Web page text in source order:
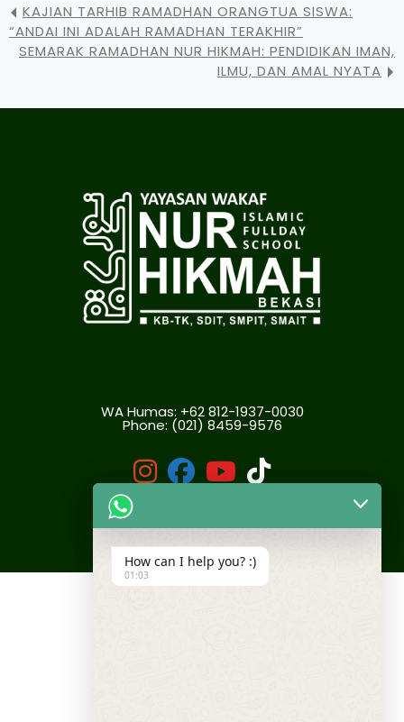
KAJIAN TARHIB RAMADHAN ORANGTUA SISWA:
“ANDAI INI ADALAH RAMADHAN TERAKHIR”
SEMARAK RAMADHAN NUR HIKMAH: PENDIDIKAN IMAN,
ILMU, DAN AMAL NYATA
WA Humas: +62 812-1937-0030
Phone: (021) 8459-9576
fab
instagram
fab
facebook
fab
youtube
fab
Yayasan Wakaf Nur Hikmah Bekasi
How can I help you? :)
01:03